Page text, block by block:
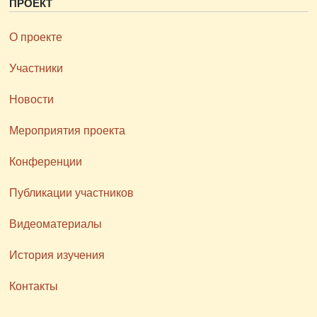
ПРОЕКТ
О проекте
Участники
Новости
Мероприятия проекта
Конференции
Публикации участников
Видеоматериалы
История изучения
Контакты